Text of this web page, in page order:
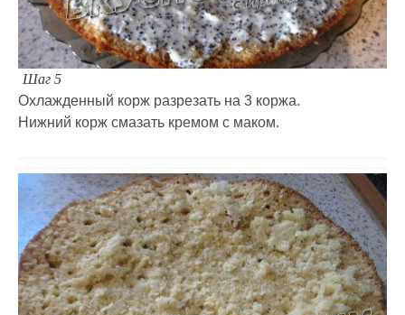
Шаг 5
Охлажденный корж разрезать на 3 коржа.
Нижний корж смазать кремом с маком.